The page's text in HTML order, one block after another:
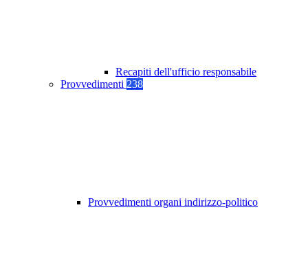
Recapiti dell'ufficio responsabile
Provvedimenti 238
Provvedimenti organi indirizzo-politico